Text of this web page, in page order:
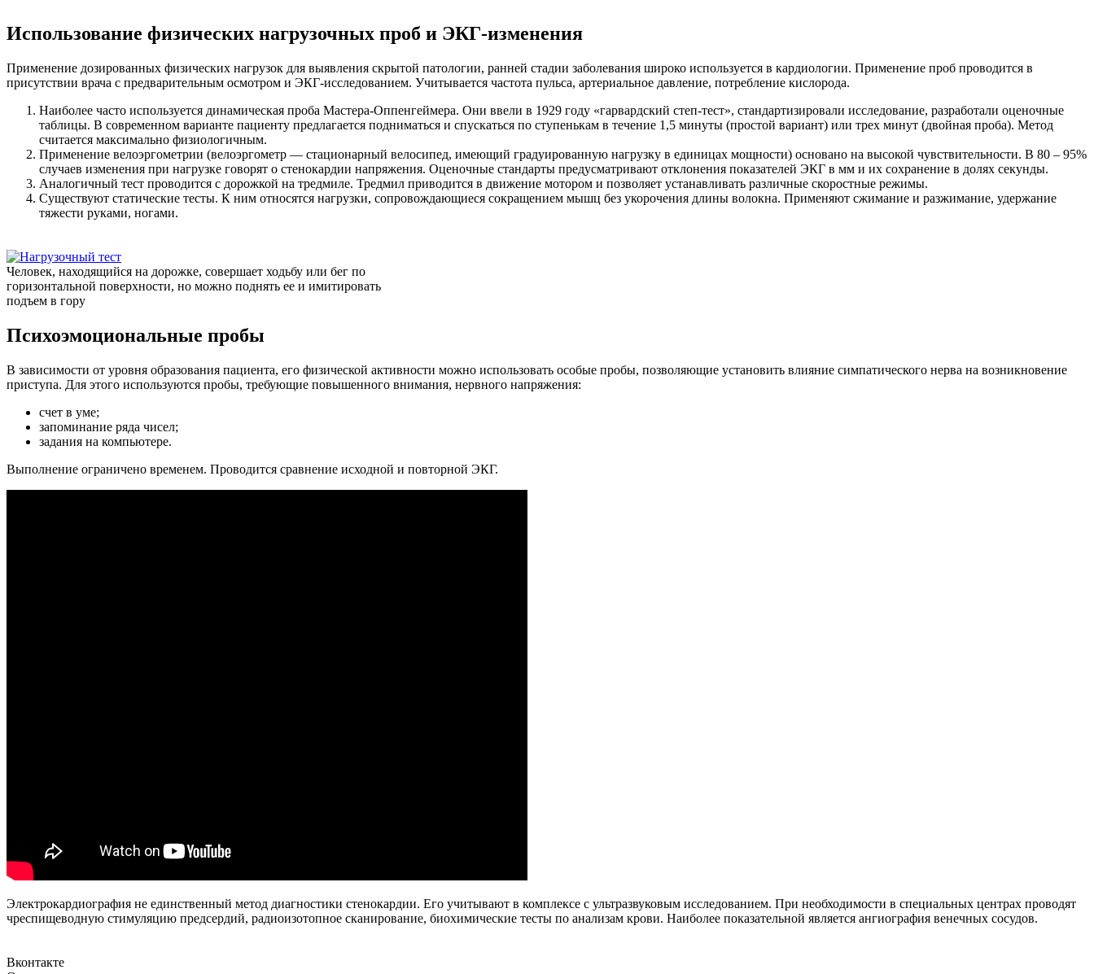
Использование физических нагрузочных проб и ЭКГ-изменения
Применение дозированных физических нагрузок для выявления скрытой патологии, ранней стадии заболевания широко используется в кардиологии. Применение проб проводится в
присутствии врача с предварительным осмотром и ЭКГ-исследованием. Учитывается частота пульса, артериальное давление, потребление кислорода.
Наиболее часто используется динамическая проба Мастера-Оппенгеймера. Они ввели в 1929 году «гарвардский степ-тест», стандартизировали исследование, разработали оценочные
таблицы. В современном варианте пациенту предлагается подниматься и спускаться по ступенькам в течение 1,5 минуты (простой вариант) или трех минут (двойная проба). Метод
считается максимально физиологичным.
Применение велоэргометрии (велоэргометр — стационарный велосипед, имеющий градуированную нагрузку в единицах мощности) основано на высокой чувствительности. В 80 – 95%
случаев изменения при нагрузке говорят о стенокардии напряжения. Оценочные стандарты предусматривают отклонения показателей ЭКГ в мм и их сохранение в долях секунды.
Аналогичный тест проводится с дорожкой на тредмиле. Тредмил приводится в движение мотором и позволяет устанавливать различные скоростные режимы.
Существуют статические тесты. К ним относятся нагрузки, сопровождающиеся сокращением мышц без укорочения длины волокна. Применяют сжимание и разжимание, удержание
тяжести руками, ногами.
Человек, находящийся на дорожке, совершает ходьбу или бег по
горизонтальной поверхности, но можно поднять ее и имитировать
подъем в гору
Психоэмоциональные пробы
В зависимости от уровня образования пациента, его физической активности можно использовать особые пробы, позволяющие установить влияние симпатического нерва на возникновение
приступа. Для этого используются пробы, требующие повышенного внимания, нервного напряжения:
счет в уме;
запоминание ряда чисел;
задания на компьютере.
Выполнение ограничено временем. Проводится сравнение исходной и повторной ЭКГ.
Электрокардиография не единственный метод диагностики стенокардии. Его учитывают в комплексе с ультразвуковым исследованием. При необходимости в специальных центрах проводят
чреспищеводную стимуляцию предсердий, радиоизотопное сканирование, биохимические тесты по анализам крови. Наиболее показательной является ангиография венечных сосудов.
Вконтакте